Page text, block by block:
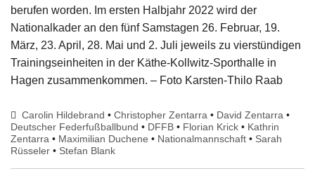
berufen worden. Im ersten Halbjahr 2022 wird der
Nationalkader an den fünf Samstagen 26. Februar, 19.
März, 23. April, 28. Mai und 2. Juli jeweils zu vierstündigen
Trainingseinheiten in der Käthe-Kollwitz-Sporthalle in
Hagen zusammenkommen. – Foto Karsten-Thilo Raab
Carolin Hildebrand •Christopher Zentarra • David Zentarra •
Deutscher Federfußballbund • DFFB • Florian Krick • Kathrin
Zentarra • Maximilian Duchene • Nationalmannschaft • Sarah
Rüsseler • Stefan Blank